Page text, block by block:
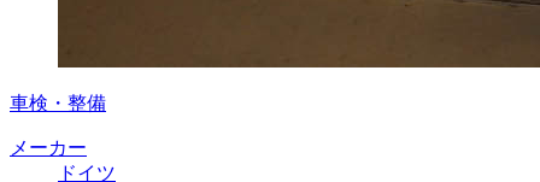
車検・整備
メーカー
ドイツ